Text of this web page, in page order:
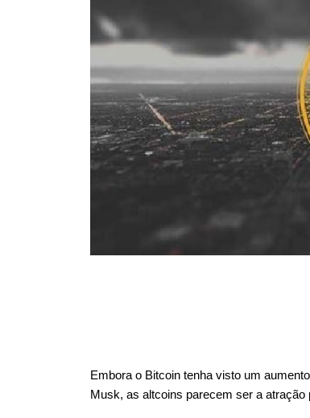
Embora o Bitcoin tenha visto um
Musk, as altcoins parecem ser a atração